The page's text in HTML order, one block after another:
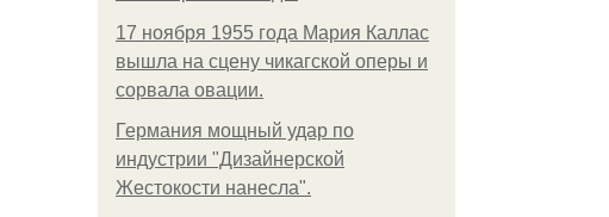
17 ноября 1955 года Мария Каллас
вышла на сцену чикагской оперы и
сорвала овации.
Германия мощный удар по
индустрии "Дизайнерской
Жестокости нанесла".